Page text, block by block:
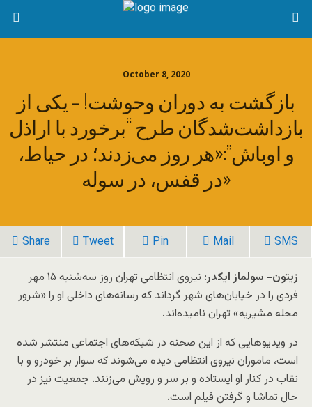
October 8, 2020
بازگشت به دوران وحوشت! – یکی از
بازداشت‌شدگان طرح “برخورد با اراذل
و اوباش”:«هر روز می‌زدند؛ در حیاط،
در قفس، در سوله»
Share Tweet Pin Mail SMS
زیتون- سولماز ایکدر
: نیروی انتظامی تهران روز سه‌شنبه ۱۵ مهر
فردی را در خیابان‌های شهر گرداند که رسانه‌های داخلی او را «شرور
محله مشیریه» تهران نامیده‌اند.
در ویدیوهایی که از این صحنه در شبکه‌های اجتماعی منتشر شده
است، ماموران نیروی انتظامی دیده می‌شوند که سوار بر خودرو و با
نقاب در کنار او ایستاده‌ و بر سر و رویش می‌زنند. جمعیت نیز در
حال تماشا و گرفتن فیلم است.